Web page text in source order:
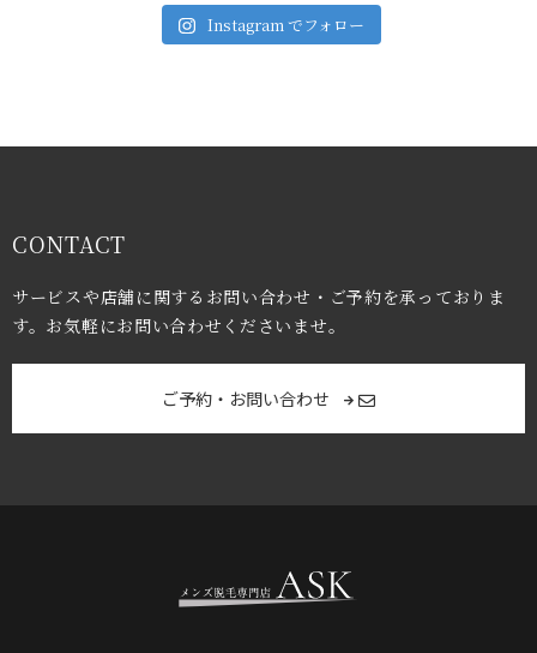
Instagram でフォロー
CONTACT
サービスや店舗に関するお問い合わせ・ご予約を承っておりま
す。お気軽にお問い合わせくださいませ。
ご予約・お問い合わせ